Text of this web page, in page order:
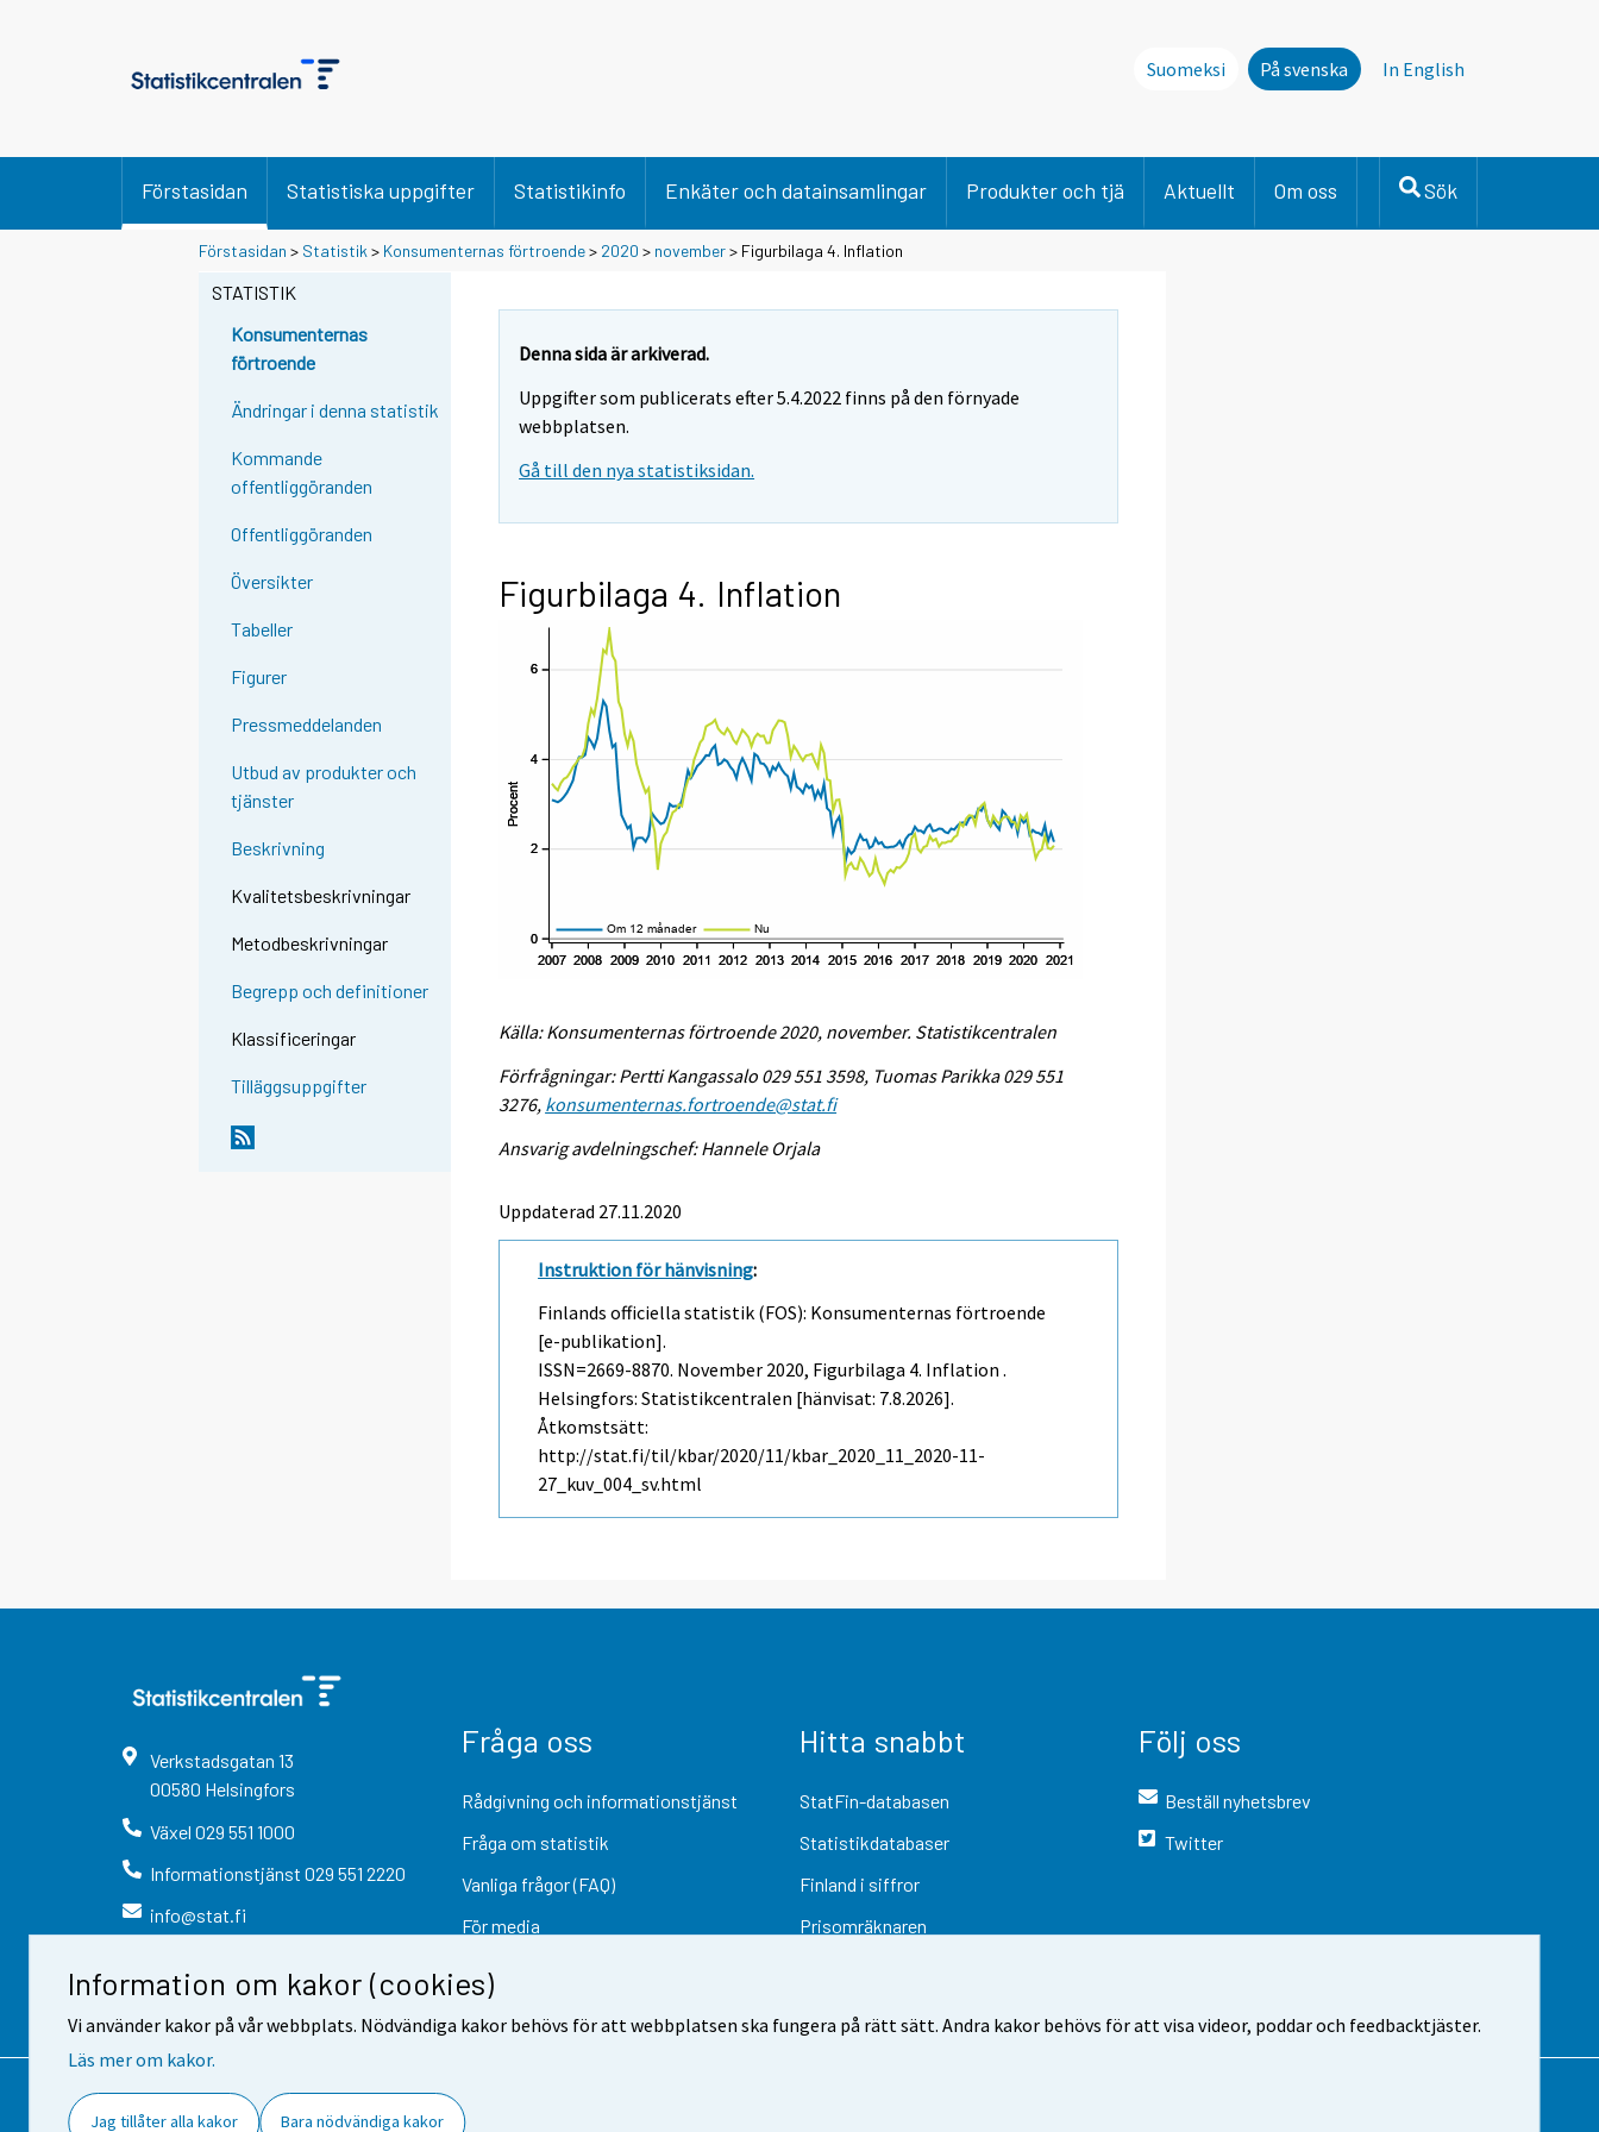
Information om kakor (cookies)
Vi använder kakor på vår webbplats. Nödvändiga kakor behövs för att webbplatsen ska fungera på rätt sätt. Andra kakor behövs för att visa videor, poddar och feedbacktjäster.
Läs mer om kakor.
Jag tillåter alla kakor Bara nödvändiga kakor
Suomeksi På svenska In English
Förstasidan Statistiska uppgifter Statistikinfo Enkäter och datainsamlingar Produkter och tjä Aktuellt Om oss Sök
Förstasidan > Statistik > Konsumenternas förtroende> 2020 > november> Figurbilaga 4. Inflation
STATISTIK
Konsumenternas
förtroende
Ändringar i denna statistik
Kommande
offentliggöranden
Offentliggöranden
Översikter
Tabeller
Figurer
Pressmeddelanden
Utbud av produkter och
tjänster
Beskrivning
Kvalitetsbeskrivningar
Metodbeskrivningar
Begrepp och definitioner
Klassificeringar
Tilläggsuppgifter
Denna sida är arkiverad.
Uppgifter som publicerats efter 5.4.2022 finns på den förnyade
webbplatsen.
Gå till den nya statistiksidan.
Figurbilaga 4. Inflation
Källa: Konsumenternas förtroende 2020, november. Statistikcentralen
Förfrågningar: Pertti Kangassalo 029 551 3598, Tuomas Parikka 029 551
3276, konsumenternas.fortroende@stat.fi
Ansvarig avdelningschef: Hannele Orjala
Uppdaterad 27.11.2020
Instruktion för hänvisning:
Finlands officiella statistik (FOS): Konsumenternas förtroende
[e-publikation].
ISSN=2669-8870. November 2020, Figurbilaga 4. Inflation .
Helsingfors: Statistikcentralen [hänvisat: 7.8.2026].
Åtkomstsätt:
http://stat.fi/til/kbar/2020/11/kbar_2020_11_2020-11-
27_kuv_004_sv.html
Verkstadsgatan 13
00580 Helsingfors
Växel 029 551 1000
Informationstjänst 029 551 2220
info@stat.fi
Fråga oss
Rådgivning och informationstjänst
Fråga om statistik
Vanliga frågor (FAQ)
För media
Hitta snabbt
StatFin-databasen
Statistikdatabaser
Finland i siffror
Prisomräknaren
Följ oss
Beställ nyhetsbrev
Twitter
Kontaktinformation Respons